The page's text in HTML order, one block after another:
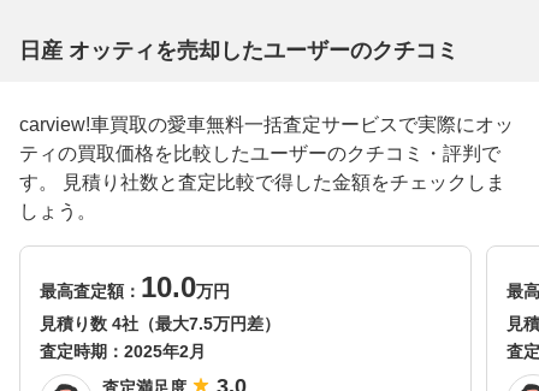
日産 オッティを売却したユーザーのクチコミ
carview!車買取の愛車無料一括査定サービスで実際にオッ
ティの買取価格を比較したユーザーのクチコミ・評判で
す。 見積り社数と査定比較で得した金額をチェックしま
しょう。
最高査定額： 10.0万円
見積り数 4社（最大7.5万円差）
査定時期： 2025年2月
最
見
査